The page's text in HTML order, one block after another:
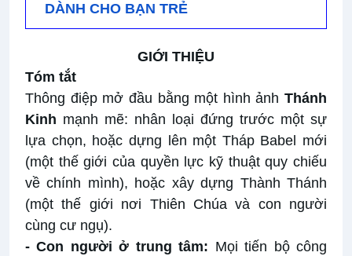
DÀNH CHO BẠN TRẺ
GIỚI THIỆU
Tóm tắt
Thông điệp mở đầu bằng một hình ảnh Thánh
Kinh mạnh mẽ: nhân loại đứng trước một sự
lựa chọn, hoặc dựng lên một Tháp Babel mới
(một thế giới của quyền lực kỹ thuật quy chiếu
về chính mình), hoặc xây dựng Thành Thánh
(một thế giới nơi Thiên Chúa và con người
cùng cư ngụ).
- Con người ở trung tâm: Mọi tiến bộ công